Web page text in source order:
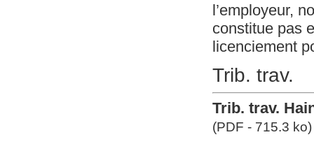
l’employeur,
constitue pas
licenciement
Trib. trav.
Trib. trav.
(PDF - 715.3 ko)